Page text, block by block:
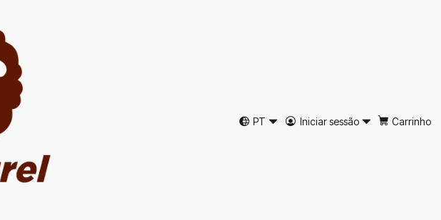
PT Iniciar sessão Carrinho
de lã reconhecido pela sua autenticidade e durabilidade. Desenvolvidos através de
A coleção reflete o compromisso da Just Burel com a produção nacional e a preservação
quem valoriza o fabrico artesanal e um estilo intemporal.